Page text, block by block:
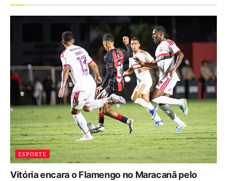
ESPORTE
Vitória encara o Flamengo no Maracanã pelo